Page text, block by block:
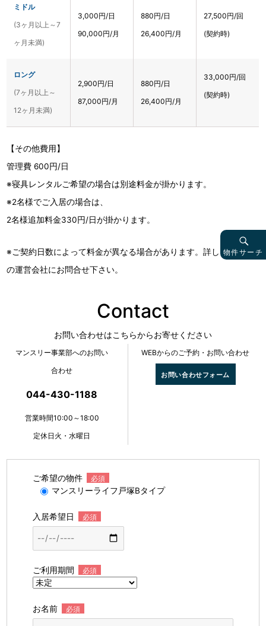
ミドル
(3ヶ月以上～7
ヶ月未満)
3,000円/日
90,000円/月
880円/日
26,400円/月
27,500円/回
(契約時)
ロング
(7ヶ月以上～
12ヶ月未満)
2,900円/日
87,000円/月
880円/日
26,400円/月
33,000円/回
(契約時)
【その他費用】
管理費 600円/日
※寝具レンタルご希望の場合は別途料金が掛かります。
※2名様でご入居の場合は、
2名様追加料金330円/日が掛かります。
※ご契約日数によって料金が異なる場合があります。詳しくは物件
の運営会社にお問合せ下さい。
Contact
お問い合わせはこちらからお寄せください
マンスリー事業部へのお問い
合わせ
044-430-1188
営業時間10:00～18:00
定休日火・水曜日
WEBからのご予約・お問い合わせ
お問い合わせフォーム
ご希望の物件 必須
マンスリーライフ戸塚Bタイプ
入居希望日 必須
ご利用期間 必須
お名前 必須
物件サーチ